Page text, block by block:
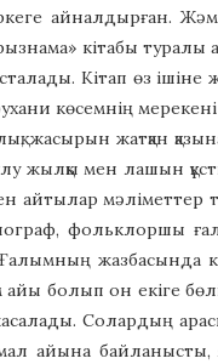
айналдырған.
кітабы туралы
Кітап өз
көсемнің мерекені
жасырын жатқан
жылқы мен лашын
айтылар
фольклоршы
жазбасында
болып он екіге
Солардың
айына байланысты,